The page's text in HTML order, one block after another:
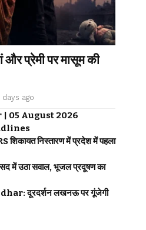
प्रेमी पर मासूम की
days ago
| 05 August 2026
निस्तारण में प्रदेश में पहला
में उठा सवाल, भूजल प्रदूषण का
दूरदर्शन लखनऊ पर गूंजेगी